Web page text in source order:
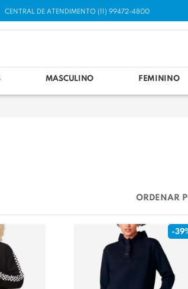
CENTRAL DE ATENDIMENTO (11) 99472-4800
MASCULINO FEMININO
ORDENAR
-